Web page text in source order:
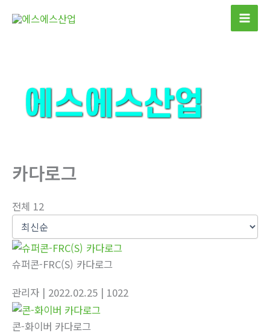
카다로그
전체 12
슈퍼콘-FRC(S) 카다로그
관리자 | 2022.02.25 | 1022
콘-화이버 카다로그